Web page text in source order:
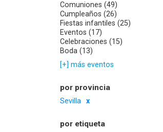
Comuniones (49)
Cumpleaños (26)
Fiestas infantiles (25)
Eventos (17)
Celebraciones (15)
Boda (13)
[+] más eventos
por provincia
Sevilla
por etiqueta